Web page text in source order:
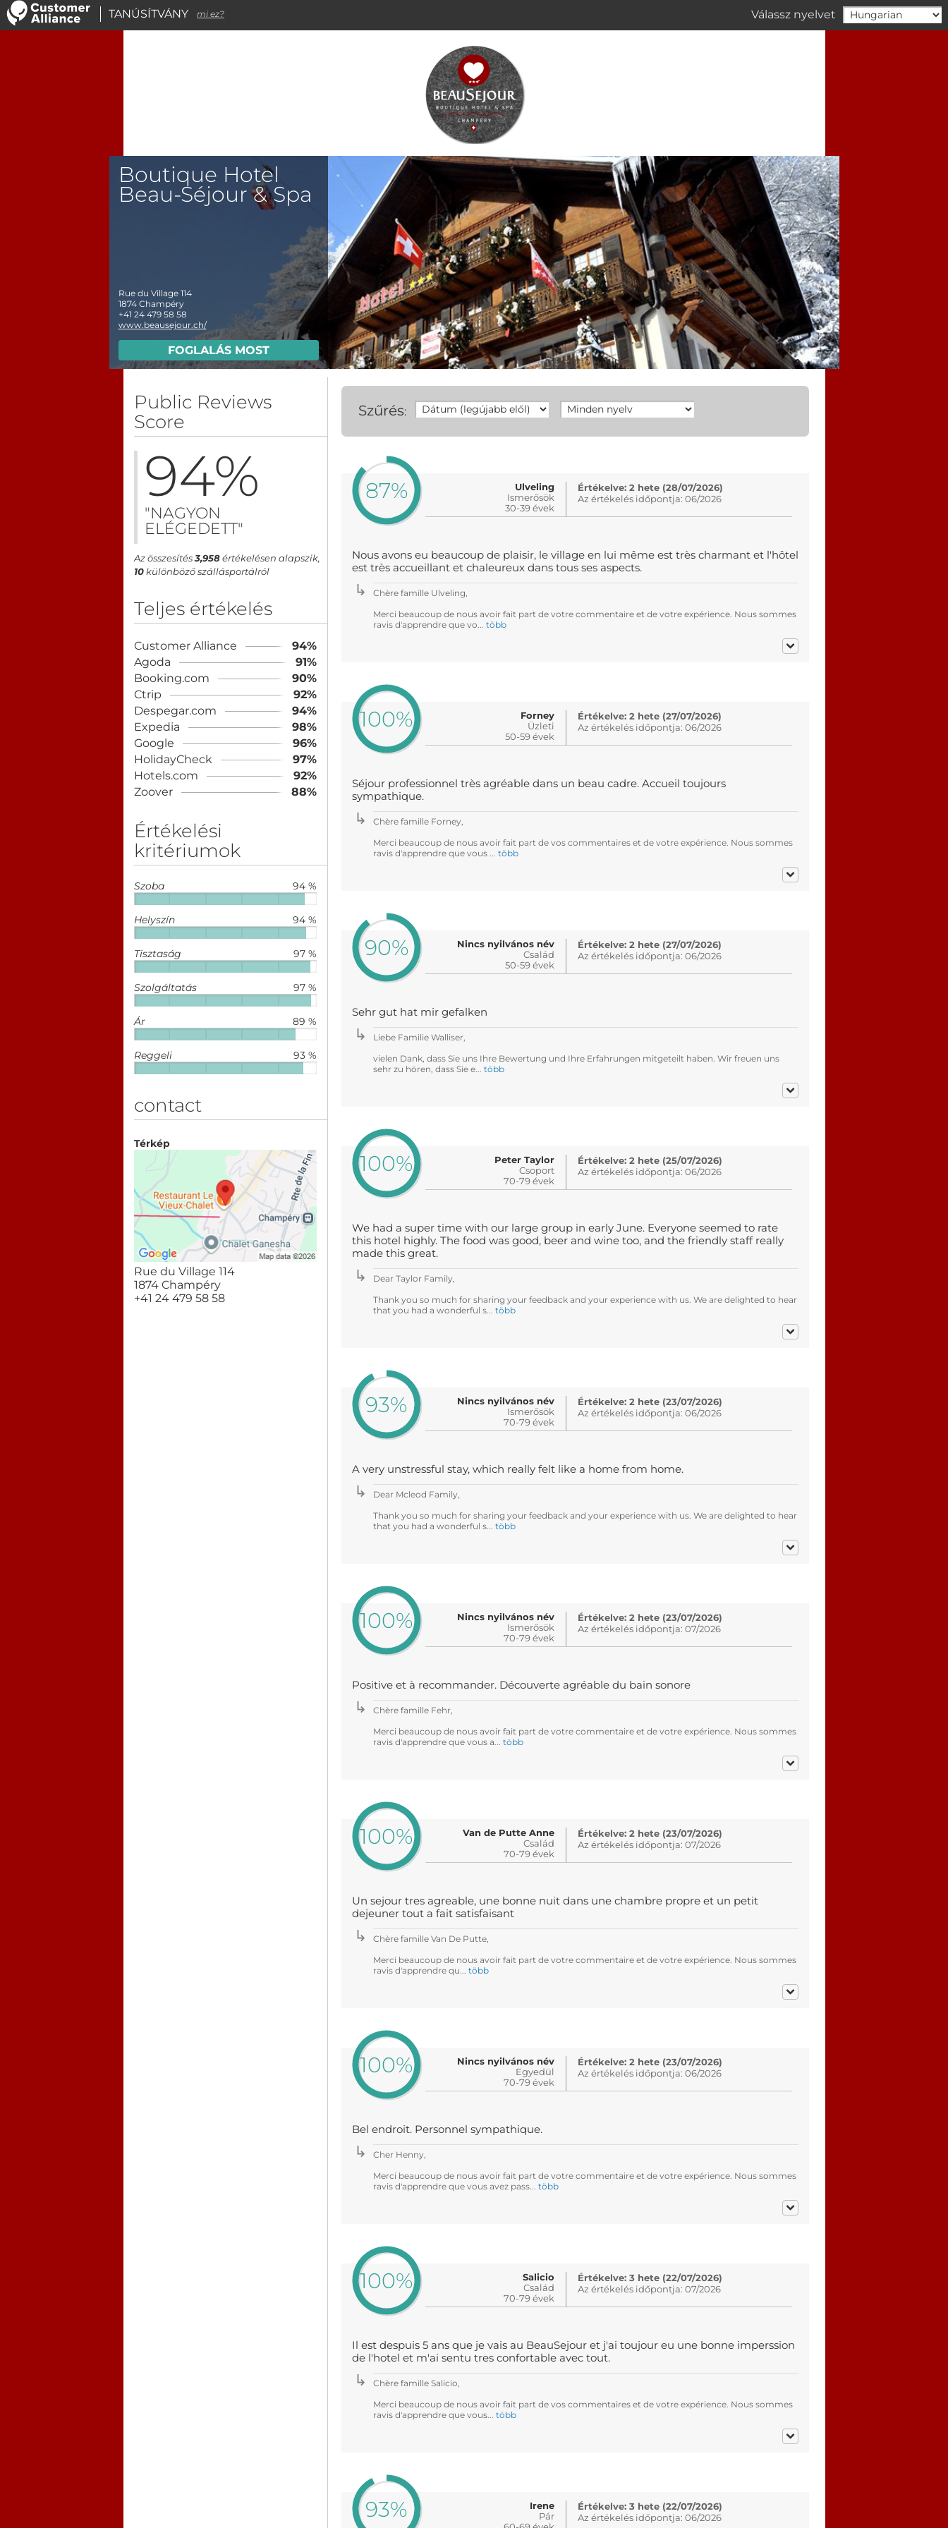
Válassz nyelvet
Boutique Hotel
Beau-Séjour & Spa
Rue du Village 114
1874 Champéry
+41 24 479 58 58
www.beausejour.ch/
FOGLALÁS MOST
Public Reviews
Score
94%
"NAGYON
ELÉGEDETT"
Az összesítés3,958értékelésen alapszik,
10különböző szállásportálról
Teljes értékelés
Customer Alliance
94%
Agoda
91%
Booking.com
90%
Ctrip
92%
Despegar.com
94%
Expedia
98%
Google
96%
HolidayCheck
97%
Hotels.com
92%
Zoover
88%
Értékelési
kritériumok
94 %
Szoba
94 %
Helyszín
97 %
Tisztaság
97 %
Szolgáltatás
89 %
Ár
93 %
Reggeli
contact
Térkép
Rue du Village 114
1874 Champéry
+41 24 479 58 58
Szűrés:
87%
Ulveling
Ismerősök
30-39 évek
Értékelve: 2 hete (28/07/2026)
Az értékelés időpontja: 06/2026
Nous avons eu beaucoup de plaisir, le village en lui même est très charmant et l'hôtel
est très accueillant et chaleureux dans tous ses aspects.
Chère famille Ulveling,
Merci beaucoup de nous avoir fait part de votre commentaire et de votre expérience. Nous sommes
ravis d'apprendre que vo... több
100%
Forney
Üzleti
50-59 évek
Értékelve: 2 hete (27/07/2026)
Az értékelés időpontja: 06/2026
Séjour professionnel très agréable dans un beau cadre. Accueil toujours
sympathique.
Chère famille Forney,
Merci beaucoup de nous avoir fait part de vos commentaires et de votre expérience. Nous sommes
ravis d'apprendre que vous ... több
90%
Nincs nyilvános név
Család
50-59 évek
Értékelve: 2 hete (27/07/2026)
Az értékelés időpontja: 06/2026
Sehr gut hat mir gefalken
Liebe Familie Walliser,
vielen Dank, dass Sie uns Ihre Bewertung und Ihre Erfahrungen mitgeteilt haben. Wir freuen uns
sehr zu hören, dass Sie e... több
100%
Peter Taylor
Csoport
70-79 évek
Értékelve: 2 hete (25/07/2026)
Az értékelés időpontja: 06/2026
We had a super time with our large group in early June. Everyone seemed to rate
this hotel highly. The food was good, beer and wine too, and the friendly staff really
made this great.
Dear Taylor Family,
Thank you so much for sharing your feedback and your experience with us. We are delighted to hear
that you had a wonderful s... több
93%
Nincs nyilvános név
Ismerősök
70-79 évek
Értékelve: 2 hete (23/07/2026)
Az értékelés időpontja: 06/2026
A very unstressful stay, which really felt like a home from home.
Dear Mcleod Family,
Thank you so much for sharing your feedback and your experience with us. We are delighted to hear
that you had a wonderful s... több
100%
Nincs nyilvános név
Ismerősök
70-79 évek
Értékelve: 2 hete (23/07/2026)
Az értékelés időpontja: 07/2026
Positive et à recommander. Découverte agréable du bain sonore
Chère famille Fehr,
Merci beaucoup de nous avoir fait part de votre commentaire et de votre expérience. Nous sommes
ravis d'apprendre que vous a... több
100%
Van de Putte Anne
Család
70-79 évek
Értékelve: 2 hete (23/07/2026)
Az értékelés időpontja: 07/2026
Un sejour tres agreable, une bonne nuit dans une chambre propre et un petit
dejeuner tout a fait satisfaisant
Chère famille Van De Putte,
Merci beaucoup de nous avoir fait part de votre commentaire et de votre expérience. Nous sommes
ravis d'apprendre qu... több
100%
Nincs nyilvános név
Egyedül
70-79 évek
Értékelve: 2 hete (23/07/2026)
Az értékelés időpontja: 06/2026
Bel endroit. Personnel sympathique.
Cher Henny,
Merci beaucoup de nous avoir fait part de votre commentaire et de votre expérience. Nous sommes
ravis d'apprendre que vous avez pass... több
100%
Salicio
Család
70-79 évek
Értékelve: 3 hete (22/07/2026)
Az értékelés időpontja: 07/2026
Il est despuis 5 ans que je vais au BeauSejour et j'ai toujour eu une bonne imperssion
de l'hotel et m'ai sentu tres confortable avec tout.
Chère famille Salicio,
Merci beaucoup de nous avoir fait part de vos commentaires et de votre expérience. Nous sommes
ravis d'apprendre que vous... több
93%
Irene
Pár
Értékelve: 3 hete (22/07/2026)
Az értékelés időpontja: 06/2026
TANÚSÍTVÁNY mi ez?